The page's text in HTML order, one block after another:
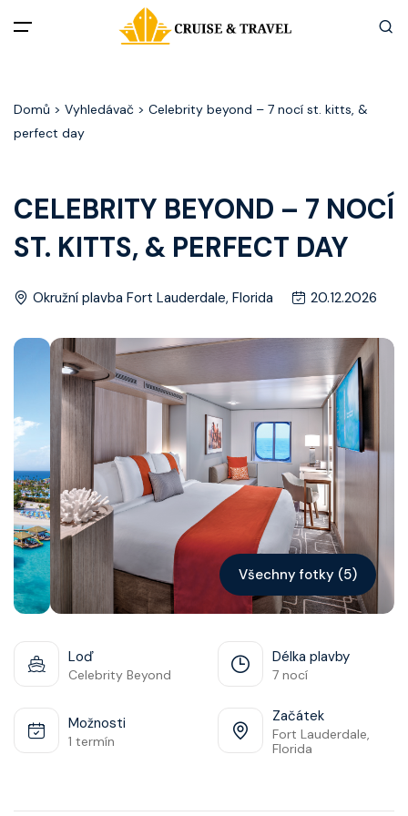
Akční nabídky
Zážitky z plaveb
Články
Kontakt
Vyhledat plavbu
Domů > Vyhledávač > Celebrity beyond – 7 nocí st. kitts, &
perfect day
CELEBRITY BEYOND – 7 NOCÍ
ST. KITTS, & PERFECT DAY
Okružní plavba Fort Lauderdale, Florida 20.12.2026
Všechny fotky (5)
Loď
Celebrity Beyond
Délka plavby
7 nocí
Možnosti
1 termín
Začátek
Fort Lauderdale,
Florida